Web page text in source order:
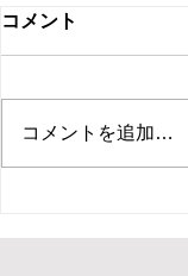
ト ピエロ】保
コメント
コメントを追加…